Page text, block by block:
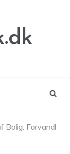
Bolig: Forvandl